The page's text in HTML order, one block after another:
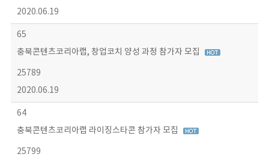
2020.06.19
65
충북콘텐츠코리아랩, 창업코치 양성 과정 참가자 모집
25789
2020.06.19
64
충북콘텐츠코리아랩 라이징스타콘 참가자 모집
25799